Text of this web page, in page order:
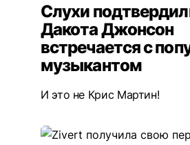
Слухи
Дакота Джонсон
встречается с
музыкантом
И это не Крис Мартин!